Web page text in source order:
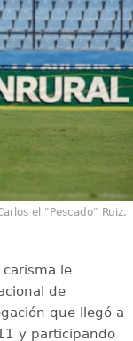
el "Pescado" Ruiz.
le
de
que llegó a
y participando